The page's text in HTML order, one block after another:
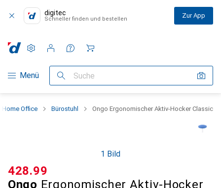
digitec
Schneller finden und bestellen Zur App
Navigation nach Kategorien
Menü Suche
Einstellungen
Kundenkonto
Vergleichslisten
Merklisten
Warenkorb
Office Bürostuhl Ongo Ergonomischer Aktiv-Hocker Classic
1 Bild
Ongo Ergonomischer Aktiv-Hocker
CHF
428.99